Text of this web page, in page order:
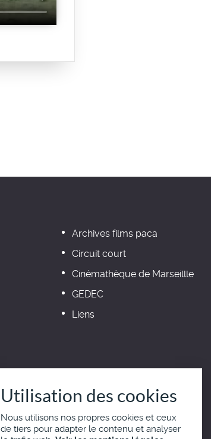
Archives films paca
Circuit court
Cinémathèque de Marseillle
GEDEC
Liens
Utilisation des cookies
Nous utilisons nos propres cookies et ceux
de tiers pour adapter le contenu et analyser